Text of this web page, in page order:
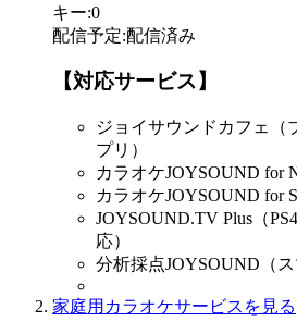
キー:0
配信予定:配信済み
【対応サービス】
ジョイサウンドカフェ（
プリ）
カラオケJOYSOUND for
カラオケJOYSOUND for
JOYSOUND.TV Plus（
応）
分析採点JOYSOUND（ス
家庭用カラオケサービスを見る